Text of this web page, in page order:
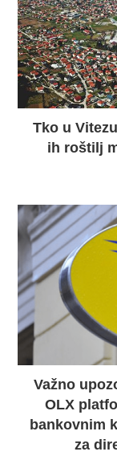
Tko u
ih roštilj
Važno
OLX
bankovnim
za